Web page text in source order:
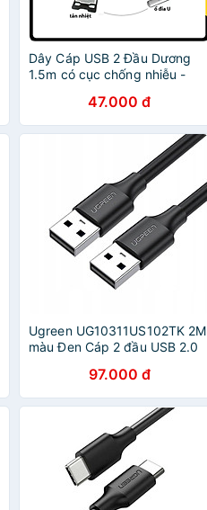
Dây Cáp USB 2 Đầu Dương
1.5m có cục chống nhiễu -
47.000 đ
Ugreen UG10311US102TK 2M
màu Đen Cáp 2 đầu USB 2.0
97.000 đ